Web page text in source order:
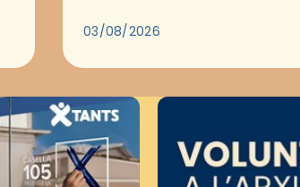
pregària, el…
03/08/2026